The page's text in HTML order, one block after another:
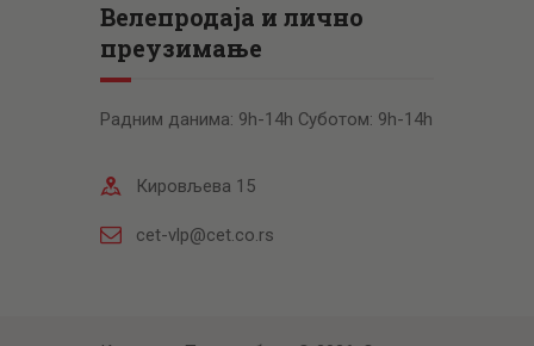
Велепродаја и лично
преузимање
Радним данима: 9h-14h Суботом: 9h-14h
Кировљева 15
cet-vlp@cet.co.rs